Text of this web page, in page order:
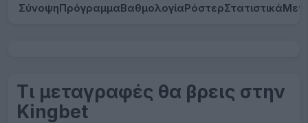
ΣύνοψηΠρόγραμμαΒαθμολογίαΡόστερΣτατιστικά
Τι μεταγραφές θα βρεις στην
Kingbet